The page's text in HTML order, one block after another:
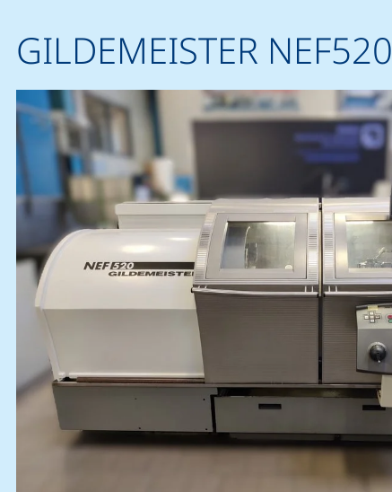
GILDEMEISTER NEF520